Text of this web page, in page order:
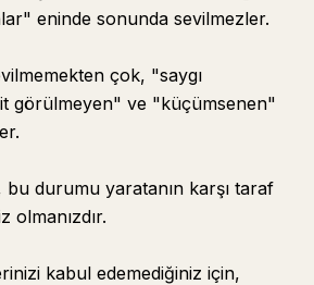
eninde sonunda sevilmezler.
çok, "saygı
görülmeyen" ve "küçümsenen"
bu durumu yaratanın karşı taraf
olmanızdır.
kabul edemediğiniz için,